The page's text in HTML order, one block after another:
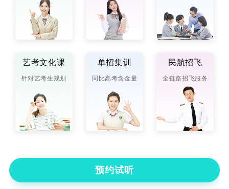
艺考文化课
针对艺考生规划
单招集训
同比高考含金量
民航招飞
全链路招飞服务
预约试听